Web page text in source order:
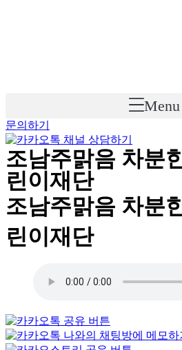
Menu
문의하기
조남주맑음 차분
린이재단
조남주맑음 차분
린이재단